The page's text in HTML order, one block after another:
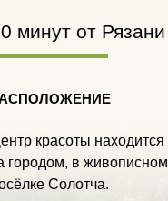
минут от Рязани
красоты находится
городом, в живописном
Солотча.